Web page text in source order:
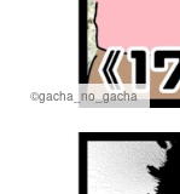
©gacha_no_gacha